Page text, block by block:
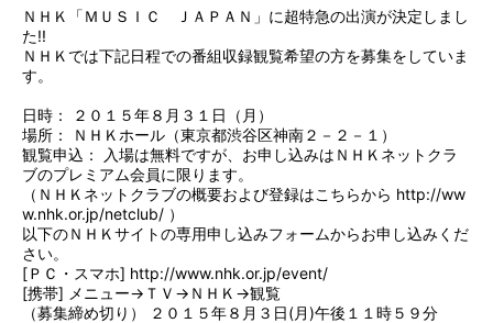
ＮＨＫ「ＭＵＳＩＣ ＪＡＰＡＮ」に超特急の出演が決定しまし
た!!
ＮＨＫでは下記日程での番組収録観覧希望の方を募集をしていま
す。
日時： ２０１５年８月３１日（月）
場所： ＮＨＫホール（東京都渋谷区神南２－２－１）
観覧申込： 入場は無料ですが、お申し込みはＮＨＫネットクラ
ブのプレミアム会員に限ります。
（ＮＨＫネットクラブの概要および登録はこちらから http://ww
w.nhk.or.jp/netclub/ ）
以下のＮＨＫサイトの専用申し込みフォームからお申し込みくだ
さい。
[ＰＣ・スマホ] http://www.nhk.or.jp/event/
[携帯] メニュー→ＴＶ→ＮＨＫ→観覧
（募集締め切り） ２０１５年８月３日(月)午後１１時５９分